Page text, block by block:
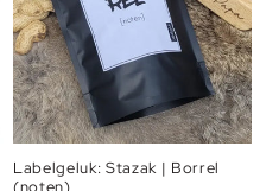
Labelgeluk: Stazak | Borrel
(noten)